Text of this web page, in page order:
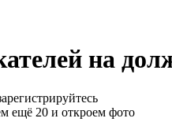
на
ещё 20 и откроем фото